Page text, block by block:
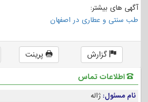
آگهی های بیشتر:
طب سنتی و عطاری در اصفهان
گزارش پرینت
اطلاعات تماس
نام مسئول:ژاله